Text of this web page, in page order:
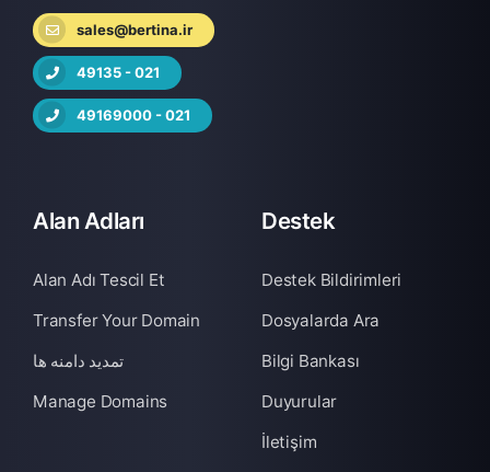
sales@bertina.ir
49135 - 021
49169000 - 021
Alan Adları
Alan Adı Tescil Et
Transfer Your Domain
تمدید دامنه ها
Manage Domains
Destek
Destek Bildirimleri
Dosyalarda Ara
Bilgi Bankası
Duyurular
İletişim